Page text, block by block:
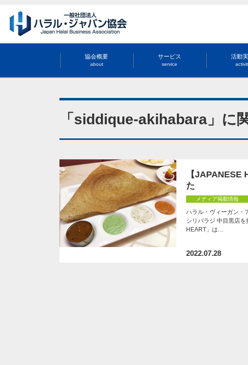
協会概要
about
サービス
service
活動
「siddique-akihabara」に
【JAPANESE
た
メディア掲載情報
ハラル・ヴィーガン・
シリバラジ 中目黒店
HEART」は…
2022.07.28